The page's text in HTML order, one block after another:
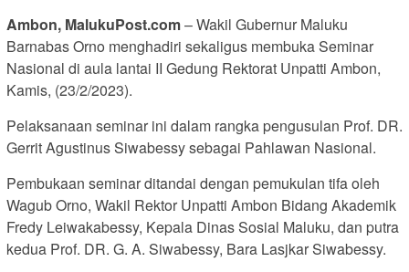
Ambon, MalukuPost.com– Wakil Gubernur Maluku
Barnabas Orno menghadiri sekaligus membuka Seminar
Nasional di aula lantai II Gedung Rektorat Unpatti Ambon,
Kamis, (23/2/2023).
Pelaksanaan seminar ini dalam rangka pengusulan Prof. DR.
Gerrit Agustinus Siwabessy sebagai Pahlawan Nasional.
Pembukaan seminar ditandai dengan pemukulan tifa oleh
Wagub Orno, Wakil Rektor Unpatti Ambon Bidang Akademik
Fredy Leiwakabessy, Kepala Dinas Sosial Maluku, dan putra
kedua Prof. DR. G. A. Siwabessy, Bara Lasjkar Siwabessy.